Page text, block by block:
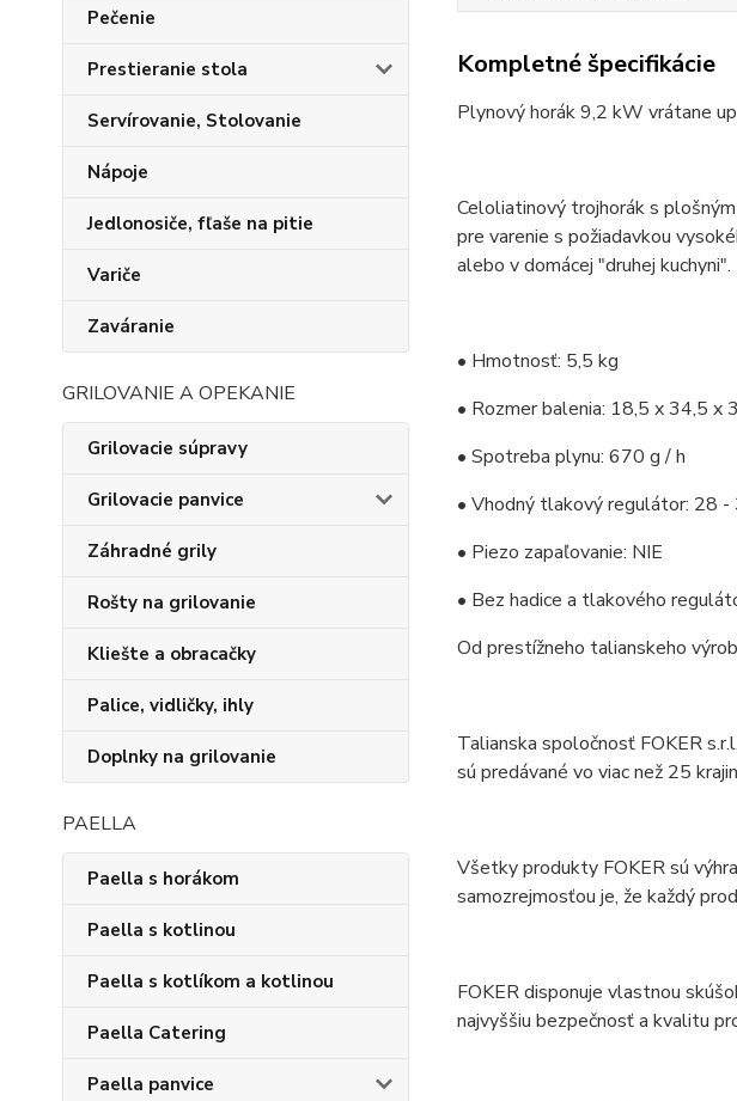
Pečenie
Prestieranie stola
Servírovanie, Stolovanie
Nápoje
Jedlonosiče, fľaše na pitie
Variče
Zaváranie
GRILOVANIE A OPEKANIE
Grilovacie súpravy
Grilovacie panvice
Záhradné grily
Rošty na grilovanie
Kliešte a obracačky
Palice, vidličky, ihly
Doplnky na grilovanie
PAELLA
Paella s horákom
Paella s kotlinou
Paella s kotlíkom a kotlinou
Paella Catering
Paella panvice
Kompletné špecifikácie
Plynový horák 9,2 kW vrátane
Celoliatinový trojhorák s
pre varenie s požiadavkou
alebo v domácej "druhej kuchyni".
• Hmotnosť: 5,5 kg
• Rozmer balenia: 18,5 x 34,5 x
• Spotreba plynu: 670 g / h
• Vhodný tlakový regulátor: 28 -
• Piezo zapaľovanie: NIE
• Bez hadice a tlakového
Od prestížneho talianskeho
Talianska spoločnosť FOKER
sú predávané vo viac než 25
Všetky produkty FOKER sú
samozrejmosťou je, že každý
FOKER disponuje vlastnou
najvyššiu bezpečnosť a kvalitu